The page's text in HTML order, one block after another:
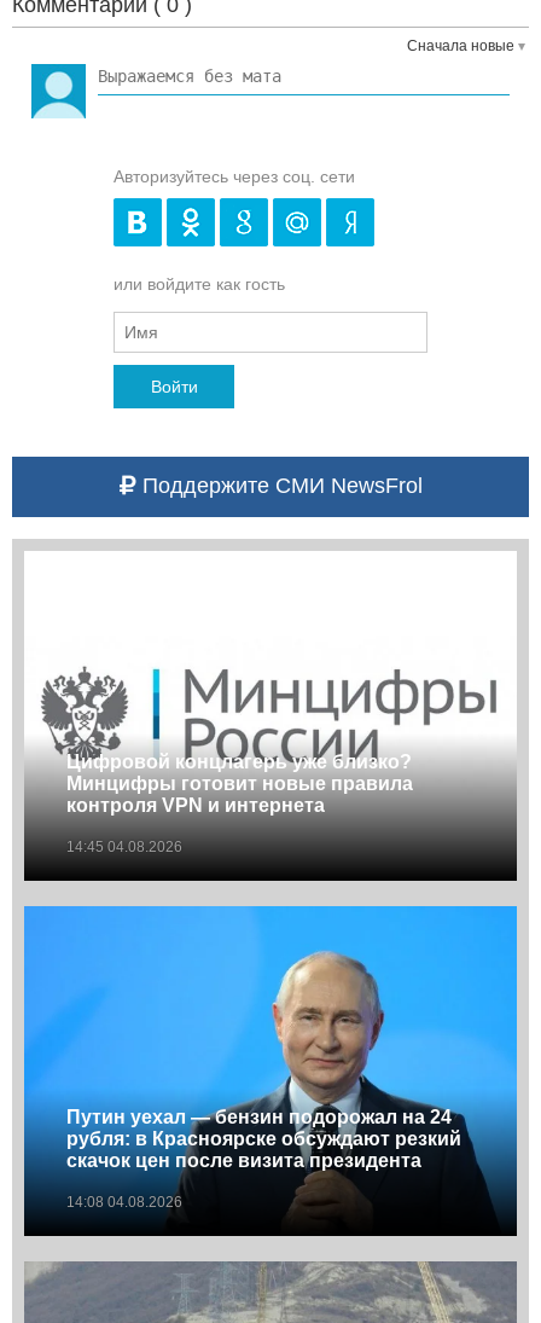
Комментарии ( 0 )
Сначала новые
Авторизуйтесь через соц. сети
или войдите как гость
Войти
Поддержите СМИ NewsFrol
Цифровой концлагерь уже близко?
Минцифры готовит новые правила
контроля VPN и интернета
14:45 04.08.2026
Путин уехал — бензин подорожал на 24
рубля: в Красноярске обсуждают резкий
скачок цен после визита президента
14:08 04.08.2026